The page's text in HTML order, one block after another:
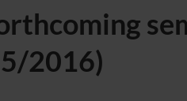
2016)